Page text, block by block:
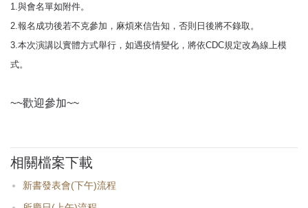
1.與會名單如附件。
2.報名成功後若不克參加，麻煩來信告知，否則日後將不錄取。
3.本次演講以實體方式舉行，如遇疫情變化，將依CDC規定改為線上模
式。
~~歡迎參加~~
相關檔案下載
新書發表會(下午)流程